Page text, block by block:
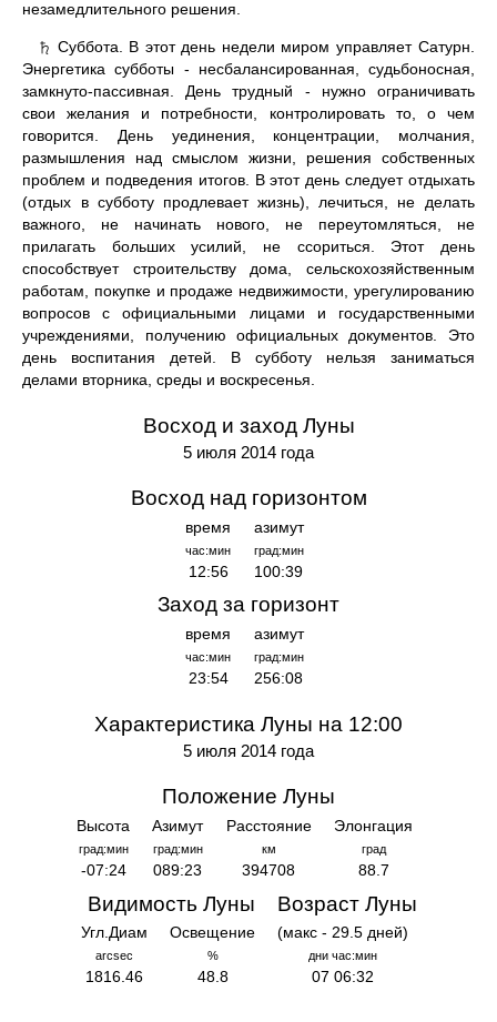
незамедлительного решения.
♄ Суббота. В этот день недели миром управляет Сатурн.
Энергетика субботы - несбалансированная, судьбоносная,
замкнуто-пассивная. День трудный - нужно ограничивать
свои желания и потребности, контролировать то, о чем
говорится. День уединения, концентрации, молчания,
размышления над смыслом жизни, решения собственных
проблем и подведения итогов. В этот день следует отдыхать
(отдых в субботу продлевает жизнь), лечиться, не делать
важного, не начинать нового, не переутомляться, не
прилагать больших усилий, не ссориться. Этот день
способствует строительству дома, сельскохозяйственным
работам, покупке и продаже недвижимости, урегулированию
вопросов с официальными лицами и государственными
учреждениями, получению официальных документов. Это
день воспитания детей. В субботу нельзя заниматься
делами вторника, среды и воскресенья.
Восход и заход Луны
5 июля 2014 года
Восход над горизонтом
время
час:мин
12:56
азимут
град:мин
100:39
Заход за горизонт
время
час:мин
23:54
азимут
град:мин
256:08
Характеристика Луны на 12:00
5 июля 2014 года
Положение Луны
Высота
град:мин
-07:24
Азимут
град:мин
089:23
Расстояние
км
394708
Элонгация
град
88.7
Видимость Луны
Угл.Диам
arcsec
1816.46
Освещение
%
48.8
Возраст Луны
(макс - 29.5 дней)
дни час:мин
07 06:32